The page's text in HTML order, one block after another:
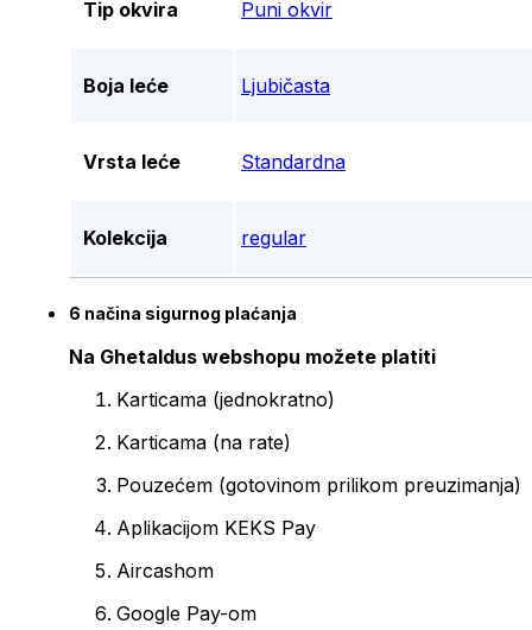
Tip okvira Puni okvir
Boja leće Ljubičasta
Vrsta leće Standardna
Kolekcija regular
6 načina sigurnog plaćanja
Na Ghetaldus webshopu možete platiti
Karticama (jednokratno)
Karticama (na rate)
Pouzećem (gotovinom prilikom preuzimanja)
Aplikacijom KEKS Pay
Aircashom
Google Pay-om